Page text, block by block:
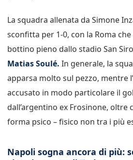
La squadra allenata da Simone
sconfitta per 1-0, con la Roma
bottino pieno dallo stadio San
Matias Soulé. In generale, la
apparsa molto sul pezzo, mentre
accusato in modo particolare il
dall’argentino ex Frosinone, oltre
forma psico – fisico non tra i più
Napoli sogna ancora di più: